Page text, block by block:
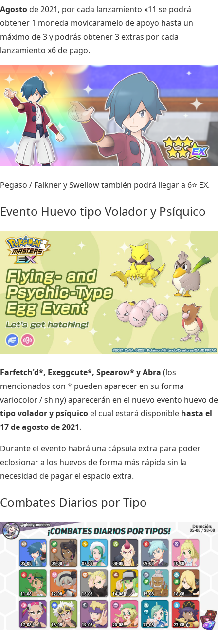
Agosto de 2021, por cada lanzamiento x11 se podrá
obtener 1 moneda movicaramelo de apoyo hasta un
máximo de 3 y podrás obtener 3 extras por cada
lanzamiento x6 de pago.
Pegaso / Falkner y Swellow también podrá llegar a 6⭐ EX.
Evento Huevo tipo Volador y Psíquico
Farfetch'd*, Exeggcute*, Spearow* y Abra (los
mencionados con * pueden aparecer en su forma
variocolor / shiny) aparecerán en el nuevo evento huevo de
tipo volador y psíquico el cual estará disponible hasta el
17 de agosto de 2021.
Durante el evento habrá una cápsula extra para poder
eclosionar a los huevos de forma más rápida sin la
necesidad de pagar el espacio extra.
Combates Diarios por Tipo